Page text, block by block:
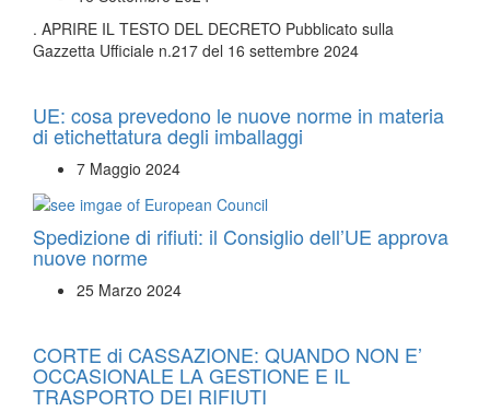
. APRIRE IL TESTO DEL DECRETO Pubblicato sulla
Gazzetta Ufficiale n.217 del 16 settembre 2024
UE: cosa prevedono le nuove norme in materia
di etichettatura degli imballaggi
7 Maggio 2024
Spedizione di rifiuti: il Consiglio dell’UE approva
nuove norme
25 Marzo 2024
CORTE di CASSAZIONE: QUANDO NON E’
OCCASIONALE LA GESTIONE E IL
TRASPORTO DEI RIFIUTI